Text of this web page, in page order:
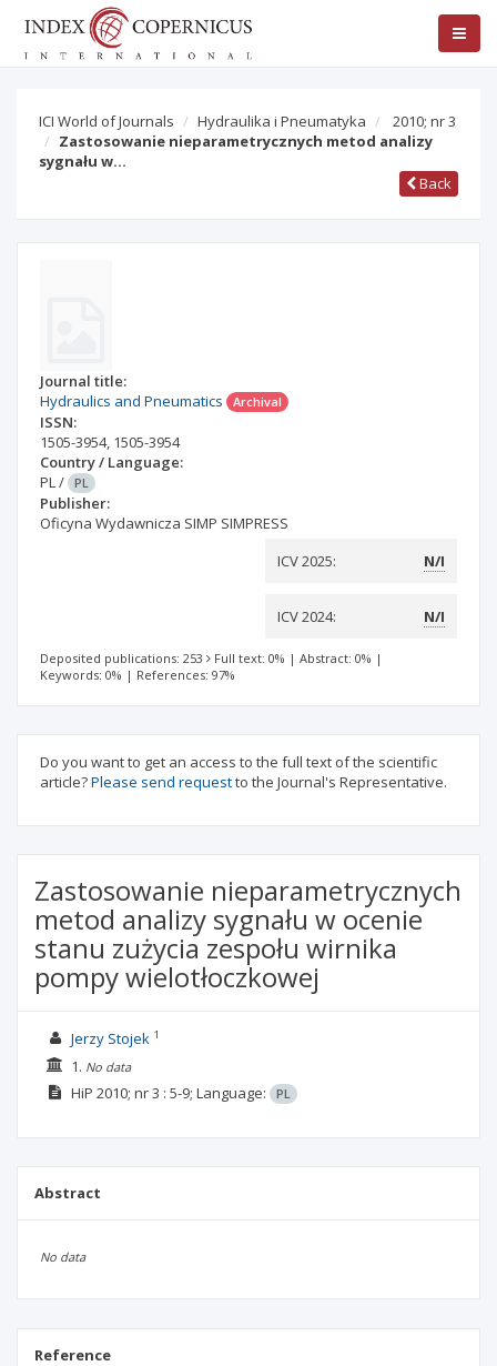
ICI World of Journals Hydraulika i Pneumatyka
2010; nr 3
Zastosowanie nieparametrycznych metod analizy
sygnału w…
Back
Journal title:
Hydraulics and Pneumatics
Archival
ISSN:
1505-3954, 1505-3954
Country / Language:
PL/ PL
Publisher:
Oficyna Wydawnicza SIMP SIMPRESS
ICV 2025:
N/I
ICV 2024: N/I
Deposited publications: 253 Full text: 0% | Abstract: 0% |
Keywords: 0% | References: 97%
Do you want to get an access to the full text of the scientific
article?Please send requestto the Journal's Representative.
Zastosowanie nieparametrycznych
metod analizy sygnału w ocenie
stanu zużycia zespołu wirnika
pompy wielotłoczkowej
Jerzy Stojek 1
1. No data
HiP 2010; nr 3 : 5-9; Language: PL
Abstract
No data
Reference